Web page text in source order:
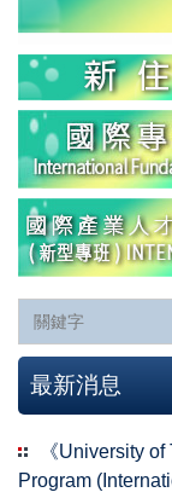
最新消息
《University
Program